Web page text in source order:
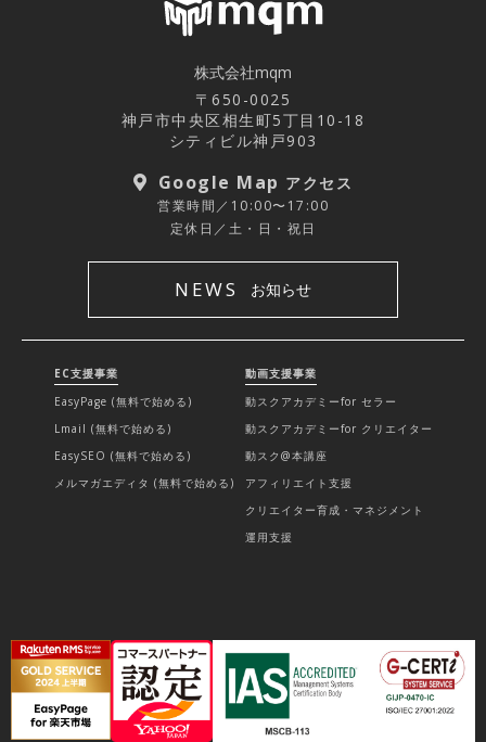
株式会社mqm
〒650-0025
神戸市中央区相生町5丁目10-18
シティビル神戸903
Google Map アクセス
営業時間／10:00〜17:00
定休日／土・日・祝日
NEWS お知らせ
EC支援事業
EasyPage (無料で始める)
Lmail (無料で始める)
EasySEO (無料で始める)
メルマガエディタ (無料で始める)
動画支援事業
動スクアカデミーfor セラー
動スクアカデミーfor クリエイター
動スク@本講座
アフィリエイト支援
クリエイター育成・マネジメント
運用支援